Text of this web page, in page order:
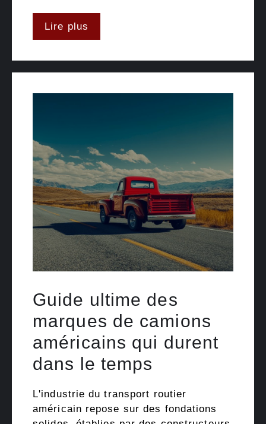
Lire plus
Guide ultime des
marques de camions
américains qui durent
dans le temps
L'industrie du transport routier
américain repose sur des fondations